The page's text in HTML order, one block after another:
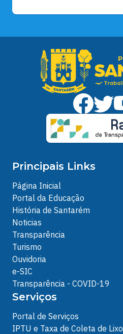
Principais Links
Página Inicial
Portal da Educação
História de Santarém
Noticias
Transparência
Turismo
Ouvidoria
e-SIC
Transparência - COVID-19
Serviços
Portal de Serviços
IPTU e Taxa de Coleta de Lixo